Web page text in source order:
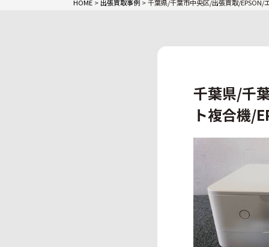
HOME > 出張買取事例 >千葉県/千葉市中央区/出張買取/EPSON/
千葉県/千
ト複合機/